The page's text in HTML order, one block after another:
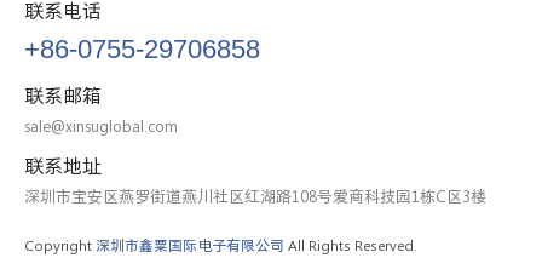
联系电话
+86-0755-29706858
联系邮箱
sale@xinsuglobal.com
联系地址
深圳市宝安区燕罗街道燕川社区红湖路108号爱商科技园1栋C区3楼
Copyright 深圳市鑫粟国际电子有限公司 All Rights Reserved.